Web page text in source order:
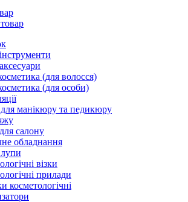
(для волосся)
(для особи)
манікюру та педикюру
салону
обладнання
візки
прилади
косметологічні